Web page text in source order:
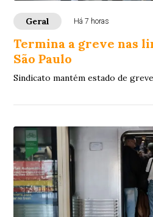
Geral Há 7 horas
Termina a greve nas
São Paulo
Sindicato mantém estado de